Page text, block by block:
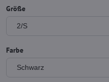
Größe
Farbe